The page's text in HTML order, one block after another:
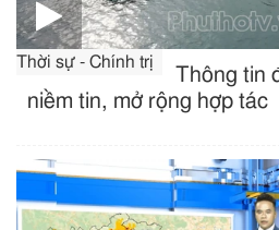
Thời sự - Chính trị
Thông tin
niềm tin, mở rộng hợp tác